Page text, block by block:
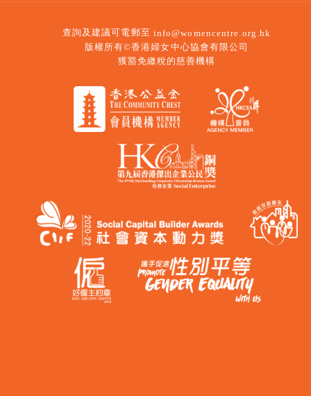
查詢及建議可電郵至 info@womencentre.org.hk
版權所有©香港婦女中心協會有限公司
獲豁免繳稅的慈善機構